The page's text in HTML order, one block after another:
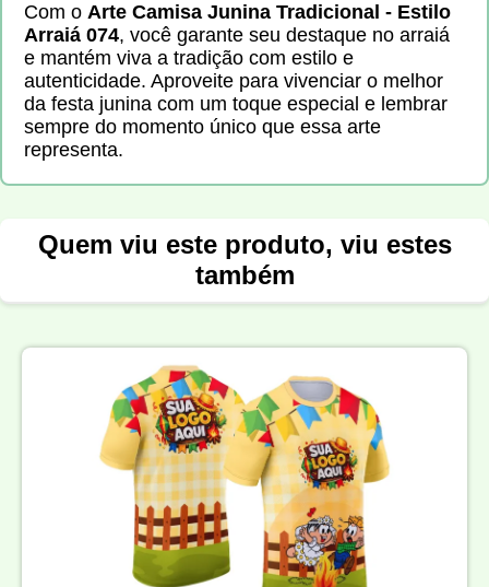
Com o Arte Camisa Junina Tradicional - Estilo
Arraiá 074, você garante seu destaque no arraiá
e mantém viva a tradição com estilo e
autenticidade. Aproveite para vivenciar o melhor
da festa junina com um toque especial e lembrar
sempre do momento único que essa arte
representa.
Quem viu este produto, viu estes
também